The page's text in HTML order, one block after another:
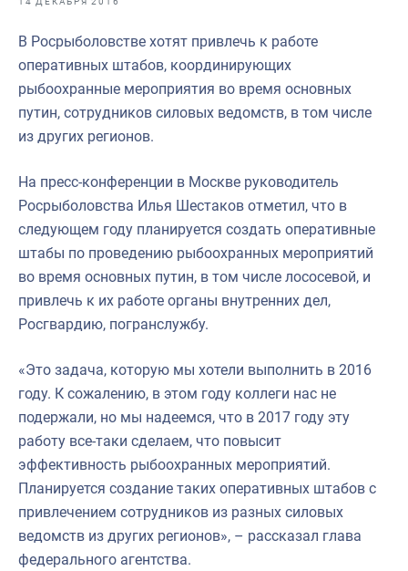
Выставки и конференции
Рыбоохрана России
Инфографика
Укрепление духовно-нравственных ценностей
События в России и мире
В Росрыболовстве хотят привлечь к работе
оперативных штабов, координирующих
рыбоохранные мероприятия во время основных
путин, сотрудников силовых ведомств, в том числе
из других регионов.
На пресс-конференции в Москве руководитель
Росрыболовства Илья Шестаков отметил, что в
следующем году планируется создать оперативные
штабы по проведению рыбоохранных мероприятий
во время основных путин, в том числе лососевой, и
привлечь к их работе органы внутренних дел,
Росгвардию, погранслужбу.
«Это задача, которую мы хотели выполнить в 2016
году. К сожалению, в этом году коллеги нас не
подержали, но мы надеемся, что в 2017 году эту
работу все-таки сделаем, что повысит
эффективность рыбоохранных мероприятий.
Планируется создание таких оперативных штабов с
привлечением сотрудников из разных силовых
ведомств из других регионов», – рассказал глава
федерального агентства.